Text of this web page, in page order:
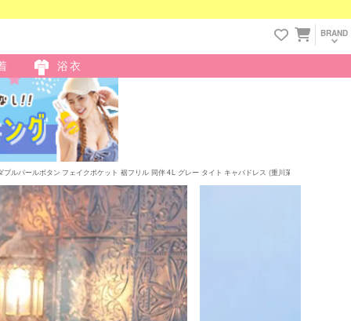
BRAND
浴衣
ルパールボタン フェイクポケット 裾フリル 同伴 4L グレー タイト キャバドレス (重川茉弥着用) [tk-